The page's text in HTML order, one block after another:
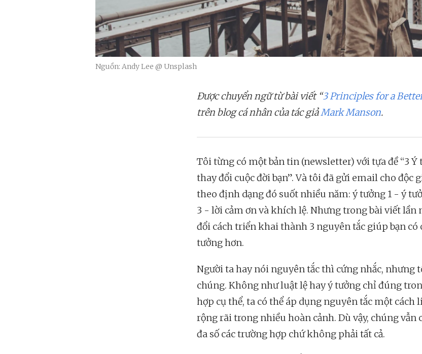
Nguồn: Andy Lee @ Unsplash
Được chuyển ngữ từ bài viết “3 Principles for a
trên blog cá nhân của tác giảMark Manson.
Tôi từng có một bản tin (newsletter) với tựa đề “3 Ý
thay đổi cuộc đời bạn”. Và tôi đã gửi email cho độc
theo định dạng đó suốt nhiều năm: ý tưởng 1 - ý
3 - lời cảm ơn và khích lệ. Nhưng trong bài viết lần
đổi cách triển khai thành 3 nguyên tắc giúp bạn có
tưởng hơn.
Người ta hay nói nguyên tắc thì cứng nhắc, nhưng
chúng. Không như luật lệ hay ý tưởng chỉ đúng
hợp cụ thể, ta có thể áp dụng nguyên tắc một cách
rộng rãi trong nhiều hoàn cảnh. Dù vậy, chúng vẫn
đa số các trường hợp chứ không phải tất cả.